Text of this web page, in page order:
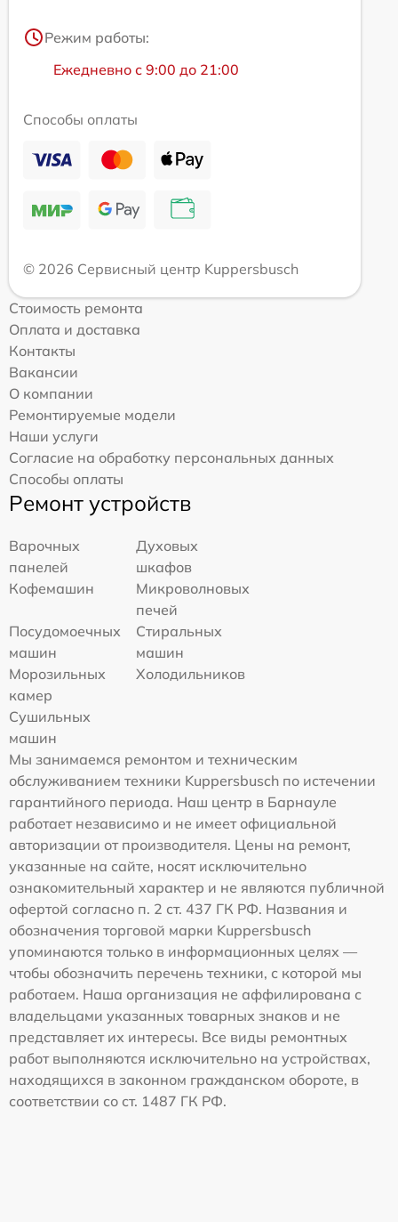
Режим работы:
Ежедневно с 9:00 до 21:00
Способы оплаты
© 2026 Сервисный центр Kuppersbusch
Стоимость ремонта
Оплата и доставка
Контакты
Вакансии
О компании
Ремонтируемые модели
Наши услуги
Согласие на обработку персональных данных
Способы оплаты
Ремонт устройств
Варочных
панелей
Духовых
шкафов
Кофемашин
Микроволновых
печей
Посудомоечных
машин
Стиральных
машин
Морозильных
камер
Холодильников
Сушильных
машин
Мы занимаемся ремонтом и техническим
обслуживанием техники Kuppersbusch по истечении
гарантийного периода. Наш центр в Барнауле
работает независимо и не имеет официальной
авторизации от производителя. Цены на ремонт,
указанные на сайте, носят исключительно
ознакомительный характер и не являются публичной
офертой согласно п. 2 ст. 437 ГК РФ. Названия и
обозначения торговой марки Kuppersbusch
упоминаются только в информационных целях —
чтобы обозначить перечень техники, с которой мы
работаем. Наша организация не аффилирована с
владельцами указанных товарных знаков и не
представляет их интересы. Все виды ремонтных
работ выполняются исключительно на устройствах,
находящихся в законном гражданском обороте, в
соответствии со ст. 1487 ГК РФ.